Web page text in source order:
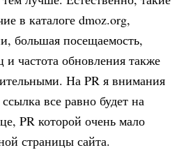
в каталоге dmoz.org,
большая посещаемость,
и частота обновления также
На PR я внимания
все равно будет на
PR которой очень мало
страницы сайта.